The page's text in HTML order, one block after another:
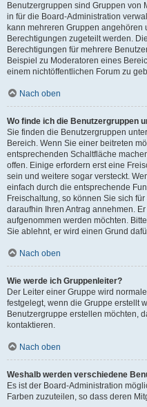
Benutzergruppen sind Gruppen von
in für die Board-Administration
kann mehreren Gruppen angehören
Berechtigungen zugeteilt werden.
Berechtigungen für mehrere
Beispiel zu Moderatoren eines
einem nichtöffentlichen Forum zu
Nach oben
Wo finde ich die Benutzergruppen
Sie finden die Benutzergruppen
Bereich. Wenn Sie einer beitreten
entsprechenden Schaltfläche
offen. Einige erfordern erst eine
sein und weitere sogar versteckt.
einfach durch die entsprechende
Freischaltung, so können Sie sich
daraufhin Ihren Antrag annehmen.
aufgenommen werden möchten.
Sie ablehnt, er wird einen Grund
Nach oben
Wie werde ich Gruppenleiter?
Der Leiter einer Gruppe wird
festgelegt, wenn die Gruppe erstellt
Benutzergruppe erstellen möchten,
kontaktieren.
Nach oben
Weshalb werden verschiedene
Es ist der Board-Administration
Farben zuzuteilen, so dass deren